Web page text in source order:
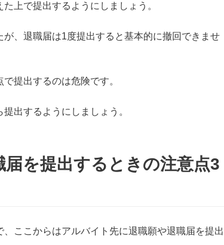
上で提出するようにしましょう。
、退職届は1度提出すると基本的に撤回できませ
提出するのは危険です。
出するようにしましょう。
を提出するときの注意点3
ここからはアルバイト先に退職願や退職届を提出